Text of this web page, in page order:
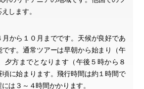
します。
から１０月までです。天候が良好であ
す。通常ツアーは早朝から始まり（午
夕方までとなります（午後５時から８
に始まります。飛行時間は約１時間で
は３～４時間かかります。